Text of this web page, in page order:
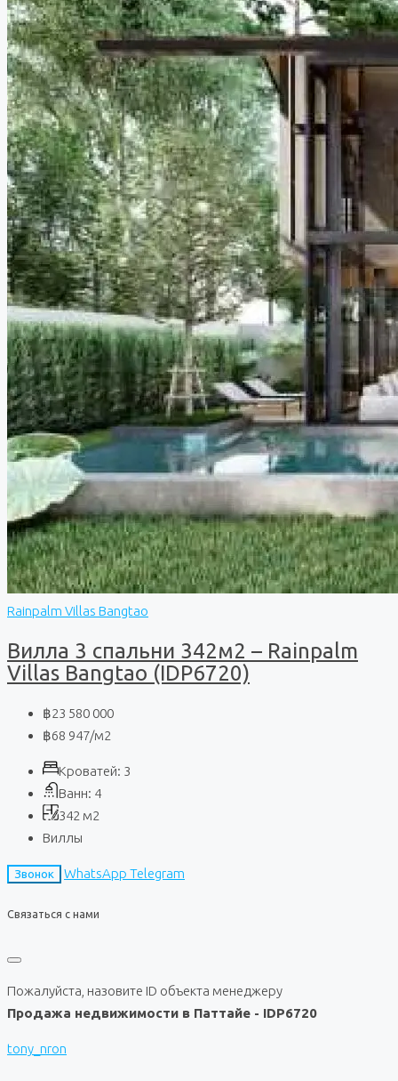
Rainpalm Villas Bangtao
Вилла 3 спальни 342м2 – Rainpalm
Villas Bangtao (IDP6720)
฿23 580 000
฿68 947/м2
Кроватей: 3
Ванн: 4
342 м2
Виллы
Звонок WhatsApp Telegram
Связаться с нами
Пожалуйста, назовите ID объекта менеджеру
Продажа недвижимости в Паттайе - IDP6720
tony_nron